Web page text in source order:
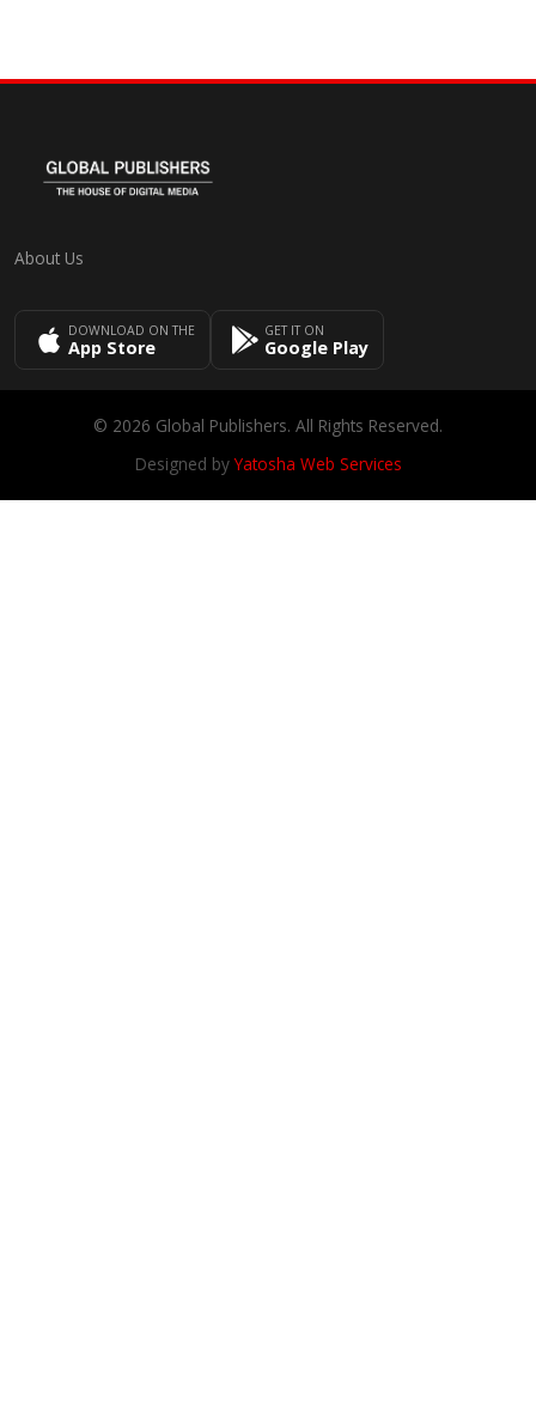
About Us
DOWNLOAD ON THE
App Store
GET IT ON
Google Play
© 2026 Global Publishers. All Rights Reserved.
Designed byYatosha Web Services